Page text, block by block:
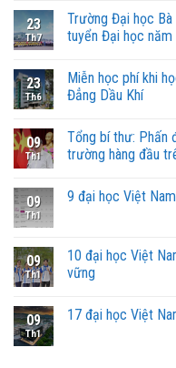
23
Th7
Trường Đại học
tuyển Đại học năm
23
Th6
Miễn học phí khi
Đẳng Dầu Khí
09
Th1
Tổng bí thư: Phấn
trường hàng đầu
09
Th1
9 đại học Việt
09
Th1
10 đại học Việt
vững
09
Th1
17 đại học Việt